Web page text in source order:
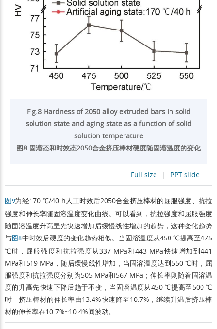
Fig.8 Hardness of 2050 alloy extruded bars in solid
solution state and aging state as a function of solid
solution temperature
图8 固溶态和时效态2050合金挤压棒材硬度随固溶温度的变化
Full size | PPT slide
图9为经170 ℃/40 h人工时效后2050合金挤压棒材的屈服强度、抗拉
强度和伸长率随固溶温度变化曲线。可以看到，抗拉强度和屈服强度
随固溶温度升高呈先快速增加后缓慢线性增加的趋势，这种变化趋势
与图8中时效后硬度的变化趋势相似。当固溶温度从450 ℃提高至475
℃时，屈服强度和抗拉强度从337 MPa和443 MPa快速增加到441
MPa和519 MPa，随后缓慢线性增加，当固溶温度达到550 ℃时，屈
服强度和抗拉强度分别为505 MPa和567 MPa；伸长率则随着固溶温
度的升高先快速下降后趋于不变，当固溶温度从450 ℃提高至500 ℃
时，挤压棒材的伸长率由13.4%快速降至10.7%，继续升温后挤压棒
材的伸长率在10.7%~10.4%间波动。